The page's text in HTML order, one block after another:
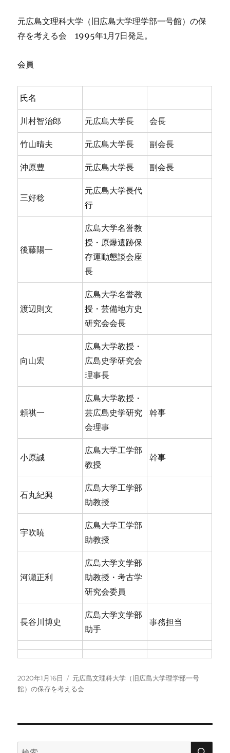
元広島文理科大学（旧広島大学理学部一号館）の保
存を考える会 1995年1月7日発足。
会員
氏名
川村智治郎 元広島大学長 会長
竹山晴夫 元広島大学長 副会長
沖原豊 元広島大学長 副会長
三好稔
元広島大学長代
行
後藤陽一
広島大学名誉教
授・原爆遺跡保
存運動懇談会座
長
渡辺則文
広島大学名誉教
授・芸備地方史
研究会会長
向山宏
広島大学教授・
広島史学研究会
理事長
頼祺一
広島大学教授・
芸広島史学研究
会理事
幹事
小原誠
広島大学工学部
教授
幹事
石丸紀興
広島大学工学部
助教授
宇吹暁
広島大学工学部
助教授
河瀬正利
広島大学文学部
助教授・考古学
研究会委員
長谷川博史
広島大学文学部
助手
事務担当
投
稿
2020年1月16日
カ
テ
元広島文理科大学（旧広島大学理学部一号
館）の保存を考える会
検
検